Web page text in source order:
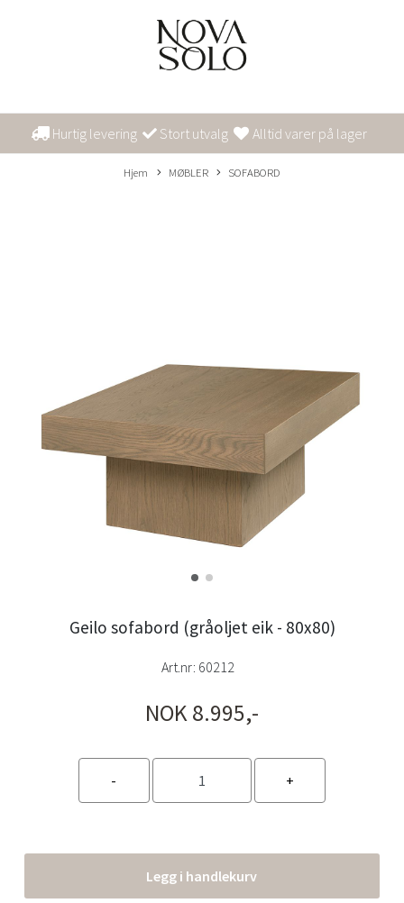
Hurtig levering Stort utvalg Alltid varer på lager
Hjem MØBLER SOFABORD
Geilo sofabord (gråoljet eik - 80x80)
Art.nr: 60212
NOK 8.995,-
Legg i handlekurv